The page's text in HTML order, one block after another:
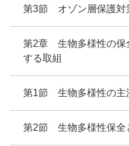
第3節 オゾン層保護対
第2章 生物多様性の保
する取組
第1節 生物多様性の主
第2節 生物多様性保全